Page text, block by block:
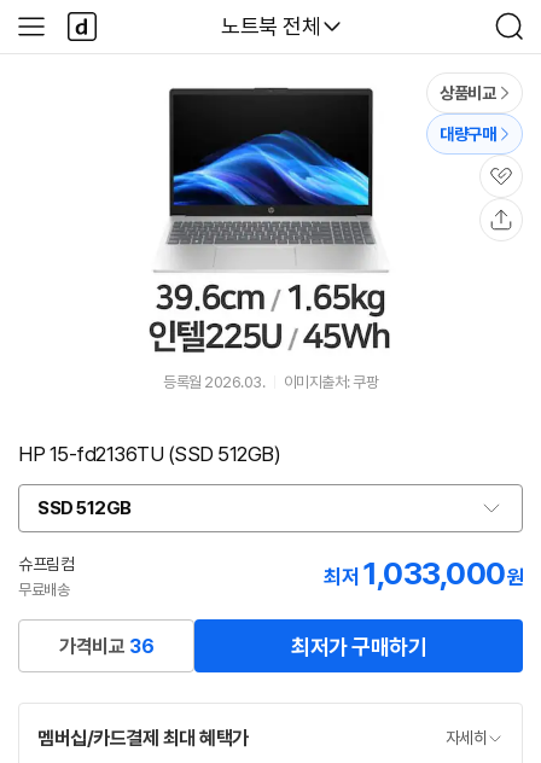
다나와
노트북 전체
검
색
사
이
다
나
와
상품비교
대량구매
관
심
등록월 2026.03. 이미지출처: 쿠팡
HP 15-fd2136TU (SSD 512GB)
SSD 512GB
옵
션
선
택
슈프림컴
무료배송
최저 1,033,000원
가격비교 36 최저가 구매하기
멤버십/카드결제 최대 혜택가 자세히